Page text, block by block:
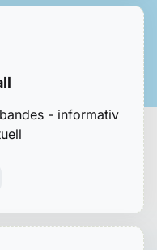
- informativ